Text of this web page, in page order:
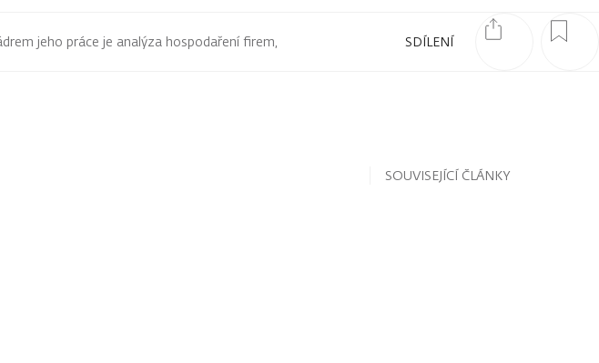
SDÍLENÍ
jeho práce je analýza hospodaření firem,
SOUVISEJÍCÍ ČLÁNKY